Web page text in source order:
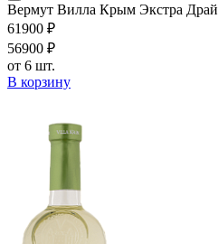
Вермут Вилла Крым Экстра Драй
61900 ₽
56900 ₽
от 6 шт.
В корзину